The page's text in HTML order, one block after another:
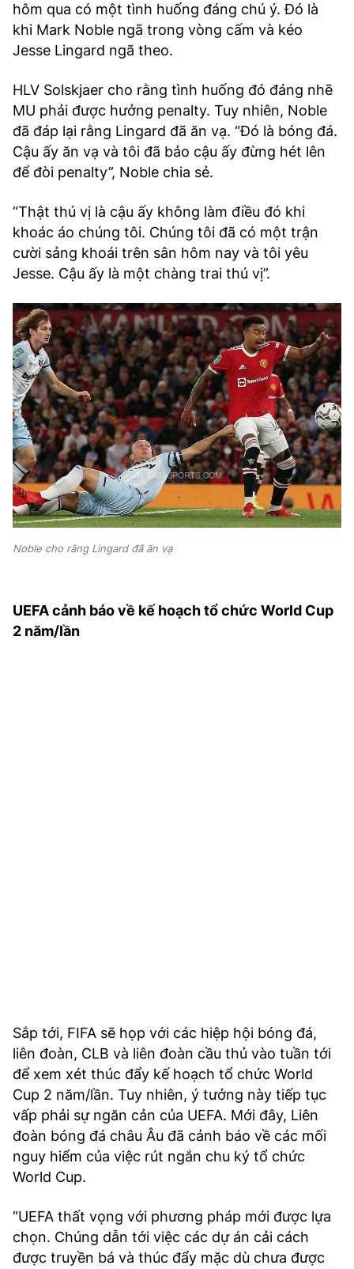
hôm qua có một tình huống đáng chú ý. Đó là
khi Mark Noble ngã trong vòng cấm và kéo
Jesse Lingard ngã theo.
HLV Solskjaer cho rằng tình huống đó đáng nhẽ
MU phải được hưởng penalty. Tuy nhiên, Noble
đã đáp lại rằng Lingard đã ăn vạ. “Đó là bóng đá.
Cậu ấy ăn vạ và tôi đã bảo cậu ấy đừng hét lên
để đòi penalty”, Noble chia sẻ.
“Thật thú vị là cậu ấy không làm điều đó khi
khoác áo chúng tôi. Chúng tôi đã có một trận
cười sảng khoái trên sân hôm nay và tôi yêu
Jesse. Cậu ấy là một chàng trai thú vị”.
Noble cho rằng Lingard đã ăn vạ
UEFA cảnh báo về kế hoạch tổ chức World Cup
2 năm/lần
Sắp tới, FIFA sẽ họp với các hiệp hội bóng đá,
liên đoàn, CLB và liên đoàn cầu thủ vào tuần tới
để xem xét thúc đẩy kế hoạch tổ chức World
Cup 2 năm/lần. Tuy nhiên, ý tưởng này tiếp tục
vấp phải sự ngăn cản của UEFA. Mới đây, Liên
đoàn bóng đá châu Âu đã cảnh báo về các mối
nguy hiểm của việc rút ngắn chu ký tổ chức
World Cup.
“UEFA thất vọng với phương pháp mới được lựa
chọn. Chúng dẫn tới việc các dự án cải cách
được truyền bá và thúc đẩy mặc dù chưa được